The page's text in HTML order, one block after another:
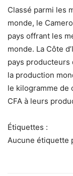
Classé parmi les
monde, le
pays offrant les
monde. La Côte
pays producteurs
la production
le kilogramme de
CFA à leurs
Étiquettes :
Aucune étiquette